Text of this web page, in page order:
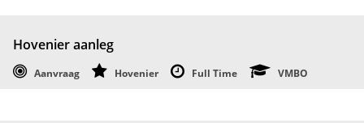
Hovenier aanleg
Aanvraag Hovenier Full Time VMBO